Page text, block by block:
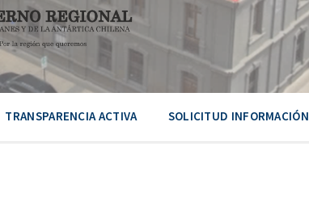
TRANSPARENCIA ACTIVA SOLICITUD INFORMACIÓN